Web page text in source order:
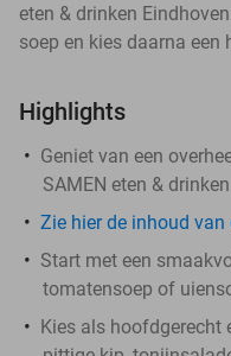
eten & drinken
soep en kies daarna een
Highlights
Geniet van een
SAMEN eten & drinken
Zie hier de inhoud van
Start met een
tomatensoep of
Kies als hoofdgerecht